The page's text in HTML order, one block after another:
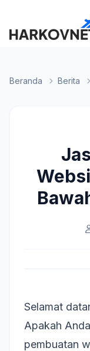
Beranda Berita
Selamat
Apakah
pembuatan